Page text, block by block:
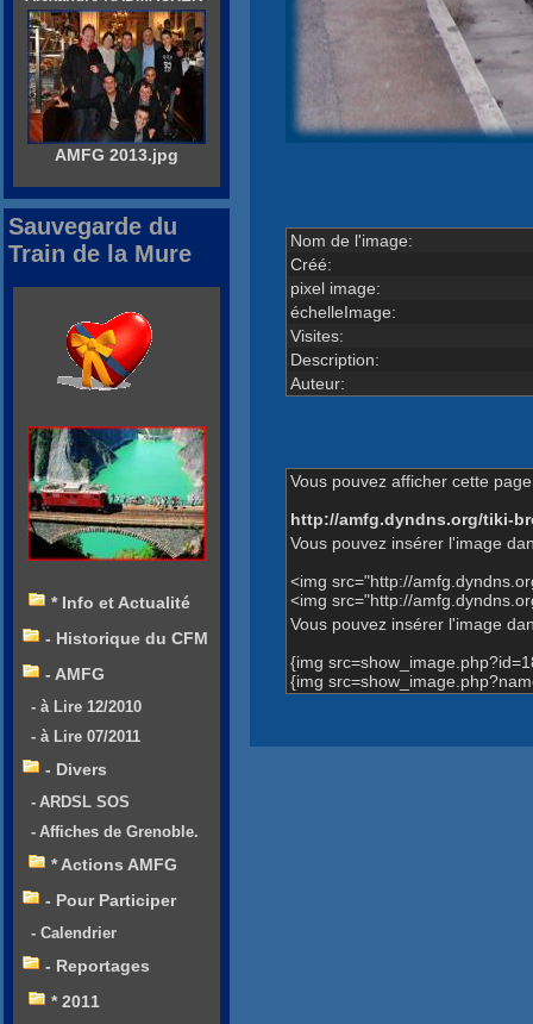
Nom de l'image:
Créé:
pixel image:
échelleImage:
Visites:
Description:
Auteur:
Vous pouvez afficher cette
http://amfg.dyndns.org/tiki-
Vous pouvez insérer l'image
<img src="http://
<img src="http://
Vous pouvez insérer l'image
{img
{img
AMFG 2013.jpg
Sauvegarde du
Train de la Mure
* Info et Actualité
- Historique du CFM
- AMFG
- à Lire 12/2010
- à Lire 07/2011
- Divers
- ARDSL SOS
- Affiches de Grenoble.
* Actions AMFG
- Pour Participer
- Calendrier
- Reportages
* 2011